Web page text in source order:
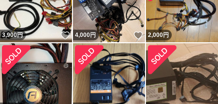
3,900円 いいね！
4,000円 いいね！
2,000円